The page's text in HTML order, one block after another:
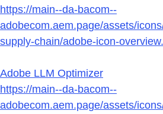
https://main--da-bacom--
adobecom.aem.page/assets/
supply-chain/adobe-icon-
Adobe LLM Optimizer
https://main--da-bacom--
adobecom.aem.page/assets/